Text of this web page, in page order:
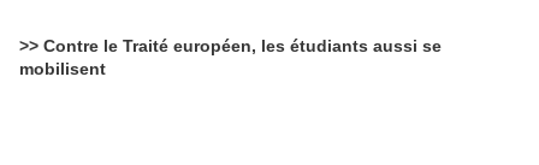
>> Contre le Traité européen, les étudiants aussi se
mobilisent